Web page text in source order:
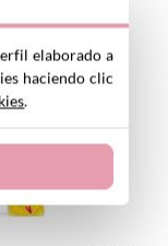
elaborado a
haciendo clic
.